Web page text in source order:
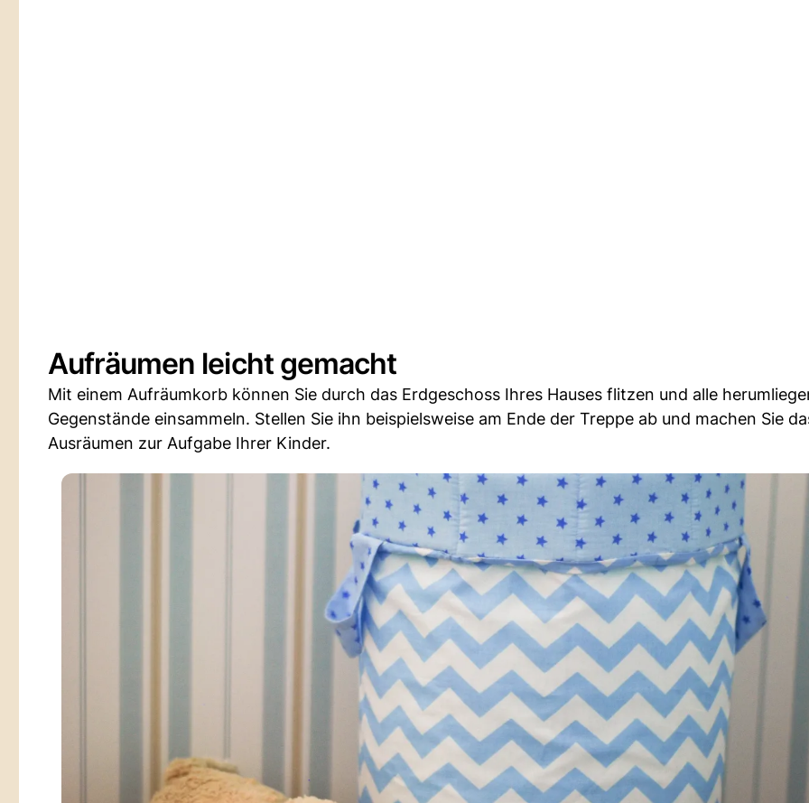
Aufräumen leicht gemacht
Mit einem Aufräumkorb können Sie durch das Erdgeschoss Ihres Hauses flitzen und alle
Gegenstände einsammeln. Stellen Sie ihn beispielsweise am Ende der Treppe ab und machen Sie
Ausräumen zur Aufgabe Ihrer Kinder.